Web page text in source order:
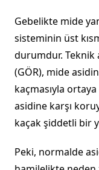
Gebelikte mide
sisteminin üst
durumdur. Teknik
(GÖR), mide
kaçmasıyla
asidine karşı
kaçak şiddetli bir
Peki, normalde